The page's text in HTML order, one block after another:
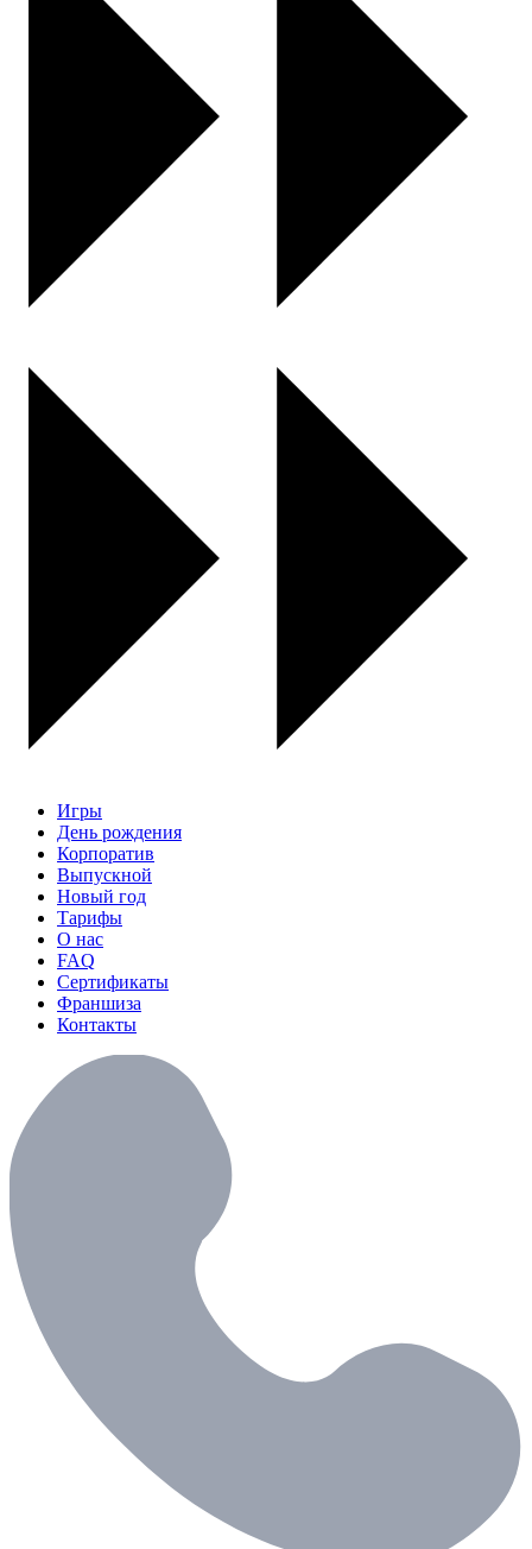
Игры
День рождения
Корпоратив
Выпускной
Новый год
Тарифы
О нас
FAQ
Сертификаты
Франшиза
Контакты